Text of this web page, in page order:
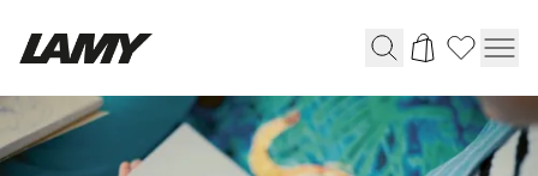
Instruments d'écriture